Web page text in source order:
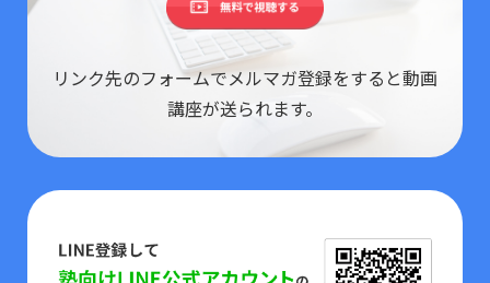
リンク先のフォームでメルマガ登録をすると動画
講座が送られます。